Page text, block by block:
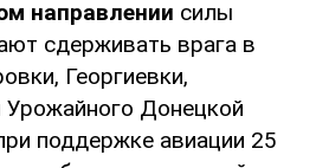
направлении силы
сдерживать врага в
Георгиевки,
Донецкой
поддержке авиации 25